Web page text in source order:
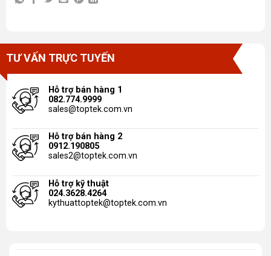
TƯ VẤN TRỰC TUYẾN
Hỗ trợ bán hàng 1
082.774.9999
sales@toptek.com.vn
Hỗ trợ bán hàng 2
0912.190805
sales2@toptek.com.vn
Hỗ trợ kỹ thuật
024.3628.4264
kythuattoptek@toptek.com.vn